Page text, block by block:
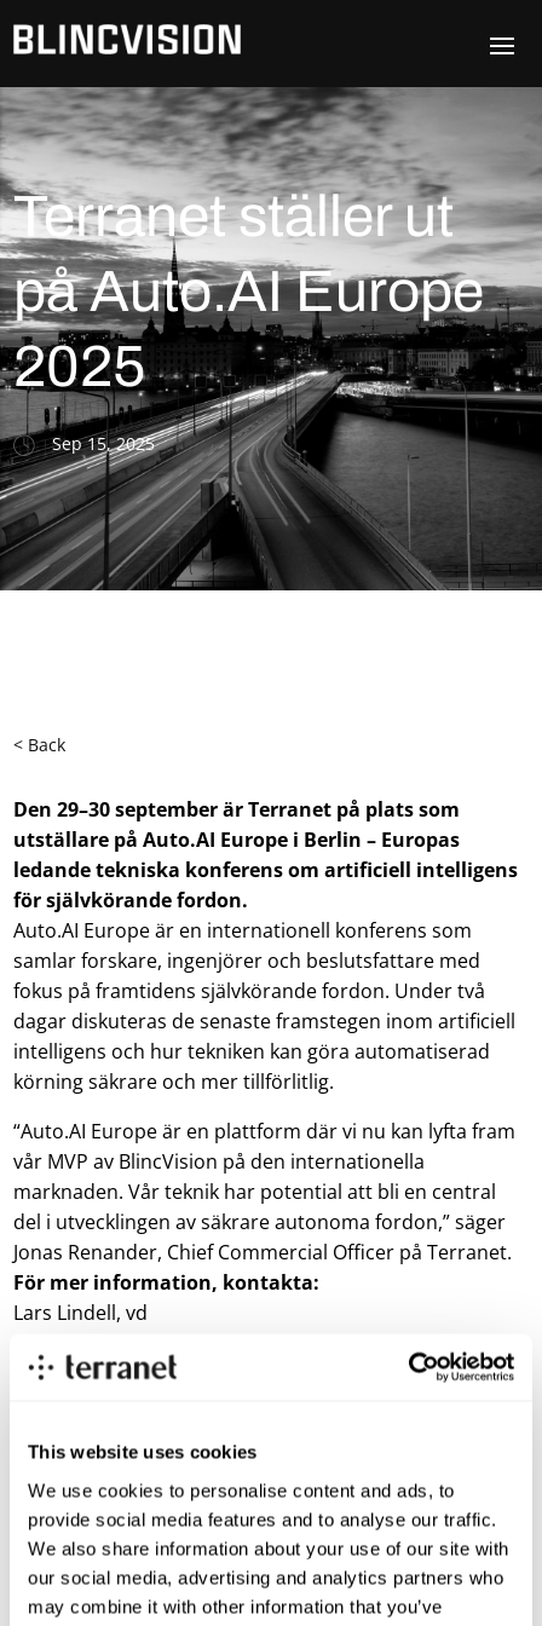
This website uses cookies
We use cookies to personalise content and ads, to
provide social media features and to analyse our traffic.
We also share information about your use of our site with
our social media, advertising and analytics partners who
may combine it with other information that you’ve
Terranet ställer ut
på Auto.AI Europe
2025
Sep 15, 2025
< Back
Den 29–30 september är Terranet på plats som
utställare på Auto.AI Europe i Berlin – Europas
ledande tekniska konferens om artificiell intelligens
för självkörande fordon.
Auto.AI Europe är en internationell konferens som
samlar forskare, ingenjörer och beslutsfattare med
fokus på framtidens självkörande fordon. Under två
dagar diskuteras de senaste framstegen inom artificiell
intelligens och hur tekniken kan göra automatiserad
körning säkrare och mer tillförlitlig.
“Auto.AI Europe är en plattform där vi nu kan lyfta fram
vår MVP av BlincVision på den internationella
marknaden. Vår teknik har potential att bli en central
del i utvecklingen av säkrare autonoma fordon,” säger
Jonas Renander, Chief Commercial Officer på Terranet.
För mer information, kontakta:
Lars Lindell, vd
Om Terranet AB (publ)
och självkörande fordon med fokus på att skydda utsatta
trafikanter från att skadas i trafiken. Med hjälp av en unik
och patenterad sensorteknologi laserskannar Terranets
system BlincVision vägen och upptäcker objekt upp till tio
gånger snabbare och med högre precision än någon annan
ADAS-lösning på marknaden i dag.